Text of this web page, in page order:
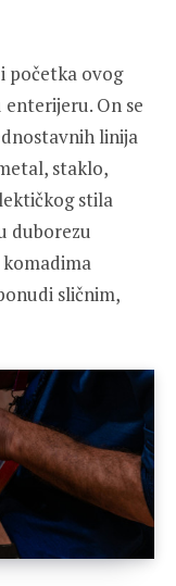
početka ovog
On se
linija
staklo,
stila
duborezu
sličnim,